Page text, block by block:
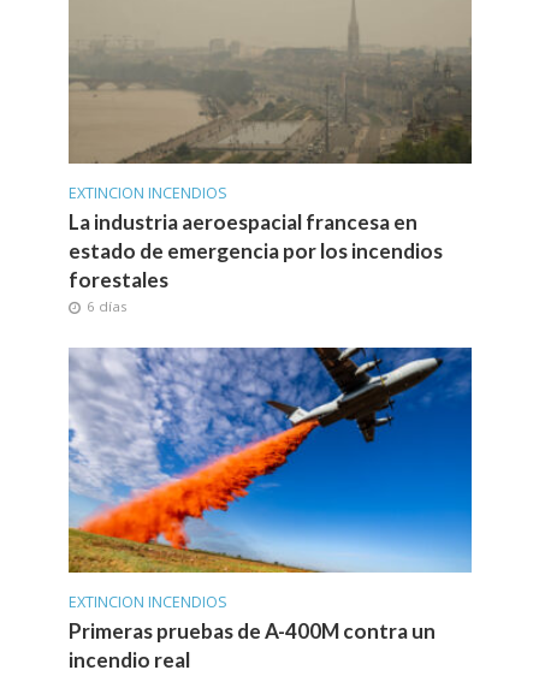
EXTINCION INCENDIOS
La industria aeroespacial francesa en
estado de emergencia por los incendios
forestales
6 días
EXTINCION INCENDIOS
Primeras pruebas de A-400M contra un
incendio real